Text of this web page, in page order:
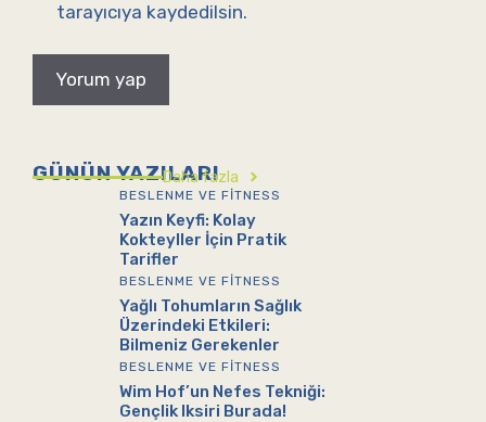
tarayıcıya kaydedilsin.
GÜNÜN YAZILARI
Daha fazla
BESLENME VE FITNESS
Yazın Keyfi: Kolay
Kokteyller İçin Pratik
Tarifler
BESLENME VE FITNESS
Yağlı Tohumların Sağlık
Üzerindeki Etkileri:
Bilmeniz Gerekenler
BESLENME VE FITNESS
Wim Hof’un Nefes Tekniği:
Gençlik Iksiri Burada!